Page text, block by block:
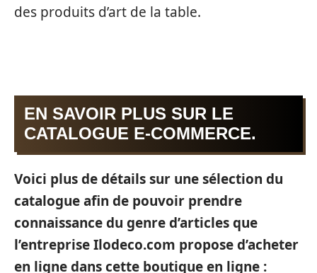
des produits d’art de la table.
EN SAVOIR PLUS SUR LE
CATALOGUE E-COMMERCE.
Voici plus de détails sur une sélection du
catalogue afin de pouvoir prendre
connaissance du genre d’articles que
l’entreprise Ilodeco.com propose d’acheter
en ligne dans cette boutique en ligne :